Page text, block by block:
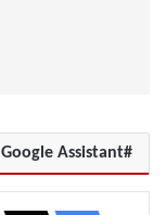
Google Assistant